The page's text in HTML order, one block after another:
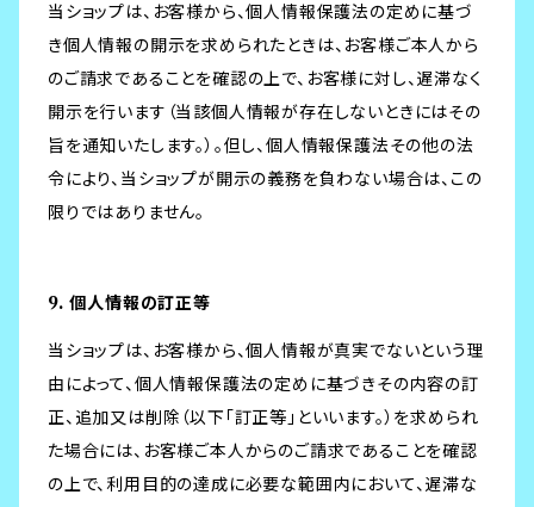
当ショップは、お客様から、個人情報保護法の定めに基づ
き個人情報の開示を求められたときは、お客様ご本人から
のご請求であることを確認の上で、お客様に対し、遅滞なく
開示を行います（当該個人情報が存在しないときにはその
旨を通知いたします。）。但し、個人情報保護法その他の法
令により、当ショップが開示の義務を負わない場合は、この
限りではありません。
9. 個人情報の訂正等
当ショップは、お客様から、個人情報が真実でないという理
由によって、個人情報保護法の定めに基づきその内容の訂
正、追加又は削除（以下「訂正等」といいます。）を求められ
た場合には、お客様ご本人からのご請求であることを確認
の上で、利用目的の達成に必要な範囲内において、遅滞な